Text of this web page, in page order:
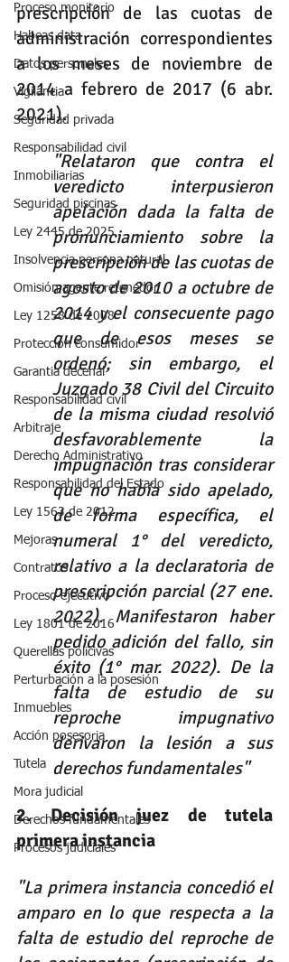
Proceso monitorio
Habeas data
Datos personales
Vigilancia
Seguridad privada
Responsabilidad civil
Inmobiliarias
Seguridad piscinas
Ley 2445 de 2025
Insolvencia persona natural
Omisión agente retenedor
Ley 1258 de 2008
Protección consumidor
Garantia decenal
Responsabilidad civil
Arbitraje
Derecho Administrativo
Responsabilidad del Estado
Ley 1563 de 2012
Mejoras
Contratos
Proceso ejecutivo
Ley 1801 de 2016
Querellas policivas
Perturbación a la posesión
Inmuebles
Acción posesoria
Tutela
Mora judicial
Derechos fundamentales
Procesos judiciales
prescripción de las cuotas de
administración correspondientes
a los meses de noviembre de
2014 a febrero de 2017 (6 abr.
2021).
"Relataron que contra el
veredicto interpusieron
apelación dada la falta de
pronunciamiento sobre la
prescripción de las cuotas de
agosto de 2010 a octubre de
2014 y el consecuente pago
que de esos meses se
ordenó; sin embargo, el
Juzgado 38 Civil del Circuito
de la misma ciudad resolvió
desfavorablemente la
impugnación tras considerar
que no había sido apelado,
de forma específica, el
numeral 1° del veredicto,
relativo a la declaratoria de
prescripción parcial (27 ene.
2022). Manifestaron haber
pedido adición del fallo, sin
éxito (1° mar. 2022). De la
falta de estudio de su
reproche impugnativo
derivaron la lesión a sus
derechos fundamentales"
2. Decisión juez de tutela
primera instancia
"La primera instancia concedió el
amparo en lo que respecta a la
falta de estudio del reproche de